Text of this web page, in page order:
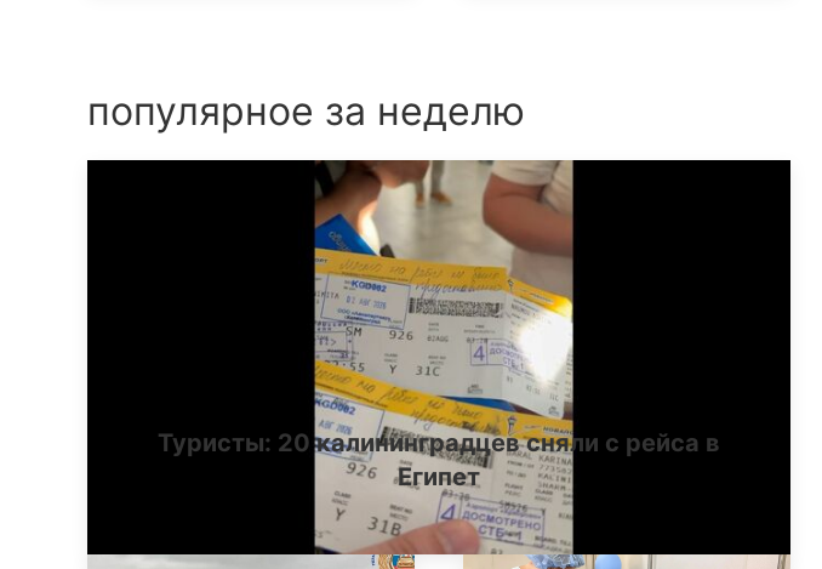
популярное за неделю
Туристы: 20 калининградцев сняли с рейса в
Египет